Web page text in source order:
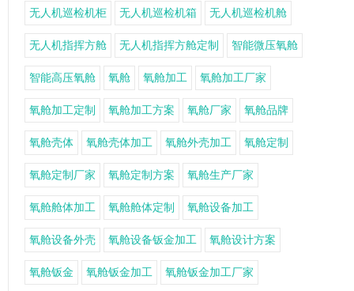
无人机巡检机柜 无人机巡检机箱 无人机巡检机舱
无人机指挥方舱 无人机指挥方舱定制 智能微压氧舱
智能高压氧舱 氧舱 氧舱加工 氧舱加工厂家
氧舱加工定制 氧舱加工方案 氧舱厂家 氧舱品牌
氧舱壳体 氧舱壳体加工 氧舱外壳加工 氧舱定制
氧舱定制厂家 氧舱定制方案 氧舱生产厂家
氧舱舱体加工 氧舱舱体定制 氧舱设备加工
氧舱设备外壳 氧舱设备钣金加工 氧舱设计方案
氧舱钣金 氧舱钣金加工 氧舱钣金加工厂家